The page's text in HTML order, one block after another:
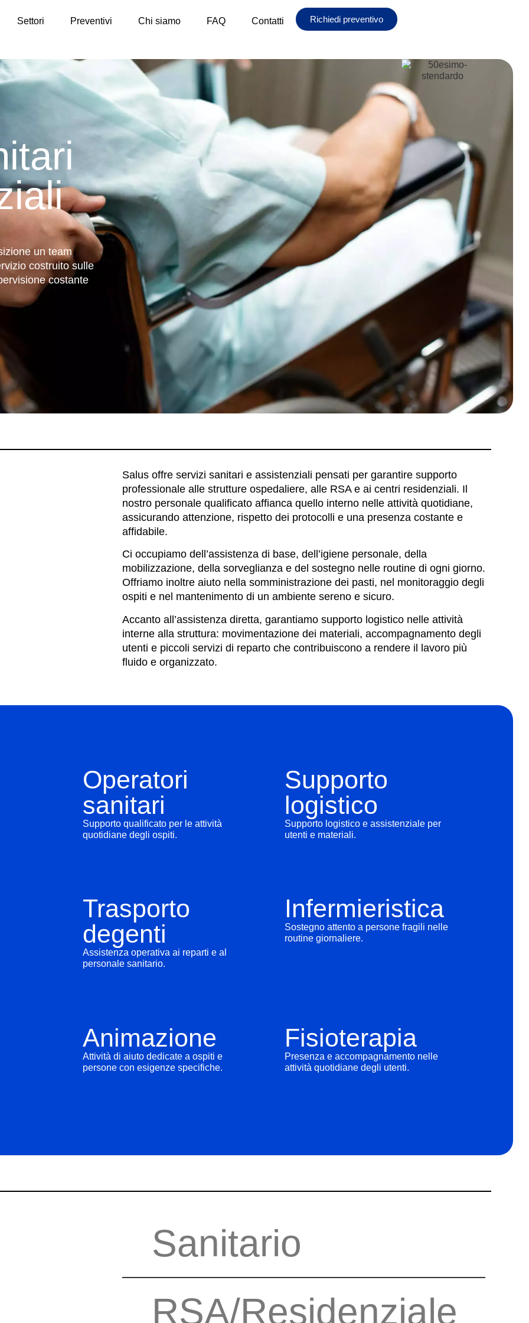
Settori Preventivi Chi siamo FAQ Contatti Richiedi preventivo
un team
costruito sulle
costante
Salus offre servizi sanitari e assistenziali pensati per garantire supporto
professionale alle strutture ospedaliere, alle RSA e ai centri residenziali. Il
nostro personale qualificato affianca quello interno nelle attività quotidiane,
assicurando attenzione, rispetto dei protocolli e una presenza costante e
affidabile.
Ci occupiamo dell’assistenza di base, dell’igiene personale, della
mobilizzazione, della sorveglianza e del sostegno nelle routine di ogni giorno.
Offriamo inoltre aiuto nella somministrazione dei pasti, nel monitoraggio degli
ospiti e nel mantenimento di un ambiente sereno e sicuro.
Accanto all’assistenza diretta, garantiamo supporto logistico nelle attività
interne alla struttura: movimentazione dei materiali, accompagnamento degli
utenti e piccoli servizi di reparto che contribuiscono a rendere il lavoro più
fluido e organizzato.
Operatori
sanitari
Supporto qualificato per le attività
quotidiane degli ospiti.
Supporto
logistico
Supporto logistico e assistenziale per
utenti e materiali.
Trasporto
degenti
Assistenza operativa ai reparti e al
personale sanitario.
Infermieristica
Sostegno attento a persone fragili nelle
routine giornaliere.
Animazione
Attività di aiuto dedicate a ospiti e
persone con esigenze specifiche.
Fisioterapia
Presenza e accompagnamento nelle
attività quotidiane degli utenti.
Sanitario
RSA/Residenziale